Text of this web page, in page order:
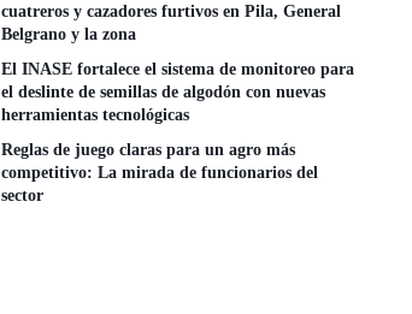
cuatreros y cazadores furtivos en Pila, General
Belgrano y la zona
El INASE fortalece el sistema de monitoreo para
el deslinte de semillas de algodón con nuevas
herramientas tecnológicas
Reglas de juego claras para un agro más
competitivo: La mirada de funcionarios del
sector